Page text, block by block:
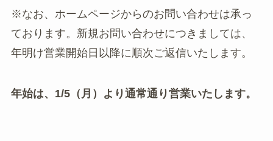
※なお、ホームページからのお問い合わせは承っ
ております。新規お問い合わせにつきましては、
年明け営業開始日以降に順次ご返信いたします。
年始は、1/5（月）より通常通り営業いたします。